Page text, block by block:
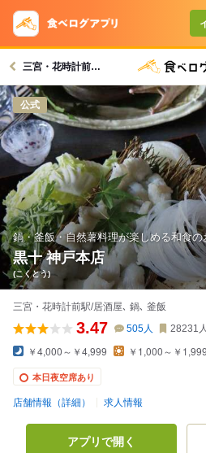
三宮・花時計前駅グルメへ
公式
鍋・釜飯・自然薯料理が楽しめる和食の
黒十 神戸本店
(こくとう)
三宮・花時計前駅/居酒屋､ 鍋､ 釜飯
3.47 505人 28231 人
￥4,000～￥4,999 ￥1,000～￥1,999
本日夜空席あり
店舗情報（詳細） 求人情報
アプリで開く
コースで使える
戻る
クーポンを利用せ